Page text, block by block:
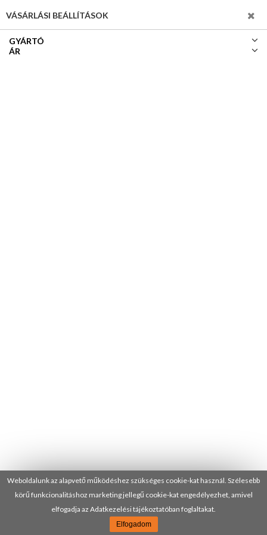
Weboldalunk az alapvető működéshez szükséges cookie-kat használ. Szélesebb
körű funkcionalitáshoz marketing jellegű cookie-kat engedélyezhet, amivel
elfogadja az Adatkezelési tájékoztatóban foglaltakat.
Elfogadom
VÁSÁRLÁSI BEÁLLÍTÁSOK
GYÁRTÓ
ÁR